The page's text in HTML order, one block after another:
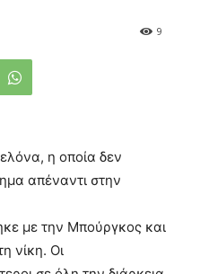
9
η οποία δεν
απέναντι στην
με την Μπούργκος και
νίκη. Οι